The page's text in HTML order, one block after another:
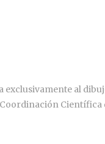
exclusivamente al
Científica